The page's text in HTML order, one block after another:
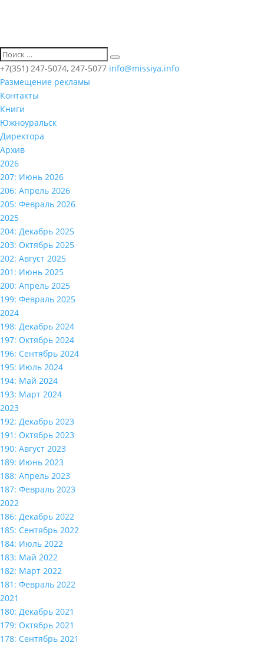
+7(351) 247-5074, 247-5077 info@missiya.info
Размещение рекламы
Контакты
Книги
Южноуральск
Директора
Архив
2026
207: Июнь 2026
206: Апрель 2026
205: Февраль 2026
2025
204: Декабрь 2025
203: Октябрь 2025
202: Август 2025
201: Июнь 2025
200: Апрель 2025
199: Февраль 2025
2024
198: Декабрь 2024
197: Октябрь 2024
196: Сентябрь 2024
195: Июль 2024
194: Май 2024
193: Март 2024
2023
192: Декабрь 2023
191: Октябрь 2023
190: Август 2023
189: Июнь 2023
188: Апрель 2023
187: Февраль 2023
2022
186: Декабрь 2022
185: Сентябрь 2022
184: Июль 2022
183: Май 2022
182: Март 2022
181: Февраль 2022
2021
180: Декабрь 2021
179: Октябрь 2021
178: Сентябрь 2021